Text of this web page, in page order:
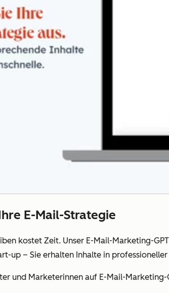
E-Mail-Strategie
kostet Zeit. Unser E-Mail-Marketing-
up – Sie erhalten Inhalte in
und Marketerinnen auf E-Mail-Marketing-